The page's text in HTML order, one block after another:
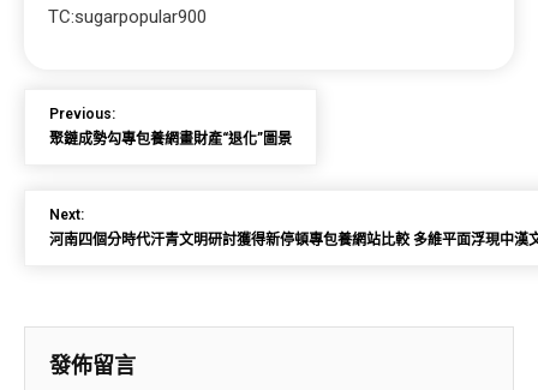
TC:sugarpopular900
Previous:
聚鏈成勢勾專包養網畫財產“退化”圖景
Next:
河南四個分時代汗青文明研討獲得新停頓專包養網站比較 多維平面浮現中漢
發佈留言